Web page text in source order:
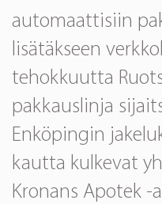
automaattisiin
lisätäkseen
tehokkuutta
pakkauslinja
Enköpingin
kautta kulkevat
Kronans Apotek